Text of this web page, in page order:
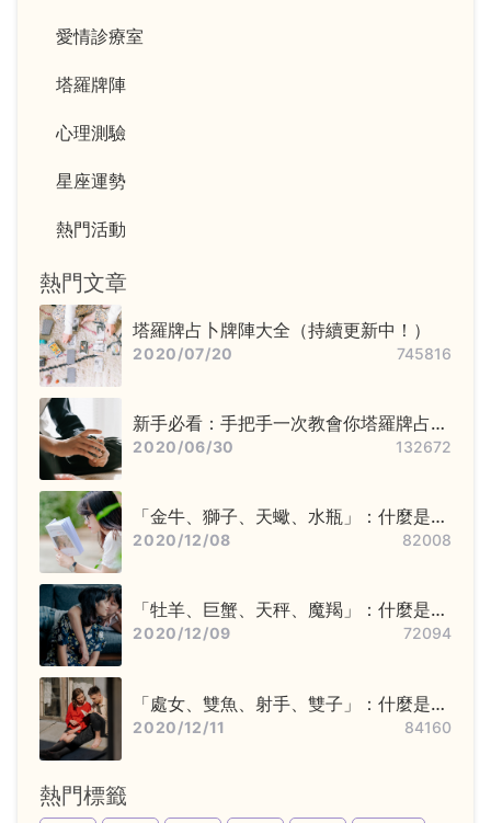
愛情診療室
塔羅牌陣
心理測驗
星座運勢
熱門活動
熱門文章
塔羅牌占卜牌陣大全（持續更新中！）
2020/07/20 745816
新手必看：手把手一次教會你塔羅牌占卜
步驟——洗牌＋切牌、抽牌、排牌陣！
2020/06/30 132672
「金牛、獅子、天蠍、水瓶」：什麼是固
定星座，他們又該怎麼追？
2020/12/08 82008
「牡羊、巨蟹、天秤、魔羯」：什麼是基
本星座，他們又該怎麼追？
2020/12/09 72094
「處女、雙魚、射手、雙子」：什麼是變
動星座，他們又該怎麼追？
2020/12/11 84160
熱門標籤